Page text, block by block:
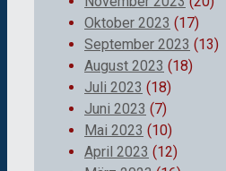
Oktober 2023 (17)
September 2023 (13)
August 2023 (18)
Juli 2023 (18)
Juni 2023 (7)
Mai 2023 (10)
April 2023 (12)